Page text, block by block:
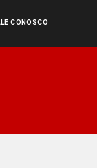
CONOSCO